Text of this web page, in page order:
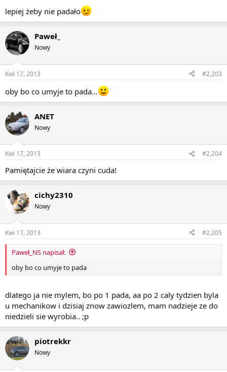
lepiej żeby nie padało
Paweł_
Nowy
Kwi 17, 2013 #2,203
oby bo co umyje to pada...
ANET
Nowy
Kwi 17, 2013 #2,204
Pamiętajcie że wiara czyni cuda!
cichy2310
Nowy
Kwi 17, 2013 #2,205
Paweł_NS napisał:
oby bo co umyje to pada
dlatego ja nie mylem, bo po 1 pada, aa po 2 caly tydzien byla
u mechanikow i dzisiaj znow zawiozlem, mam nadzieje ze do
niedzieli sie wyrobia.. ;p
piotrekkr
Nowy